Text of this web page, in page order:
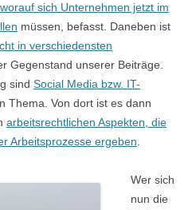
sich Unternehmen jetzt im
müssen, befasst. Daneben ist
in verschiedensten
Gegenstand unserer Beiträge.
sind Social Media bzw. IT-
Thema. Von dort ist es dann
arbeitsrechtlichen Aspekten, die
Arbeitsprozesse ergeben
Wer sich
nun die